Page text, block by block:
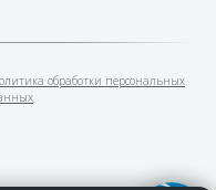
обработки персональных